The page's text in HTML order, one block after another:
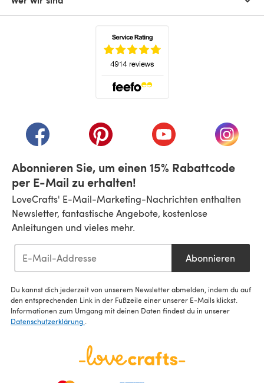
(öffnet sich in einem neuen Tab)
(öffnet sich in einem neuen Tab)
(öffnet sich in einem
(öffnet
Abonnieren Sie, um einen 15% Rabattcode
per E-Mail zu erhalten!
LoveCrafts' E-Mail-Marketing-Nachrichten enthalten
Newsletter, fantastische Angebote, kostenlose
Anleitungen und vieles mehr.
Abonnieren
Du kannst dich jederzeit von unserem Newsletter abmelden, indem du auf
den entsprechenden Link in der Fußzeile einer unserer E-Mails klickst.
Informationen zum Umgang mit deinen Daten findest du in unserer
Datenschutzerklärung